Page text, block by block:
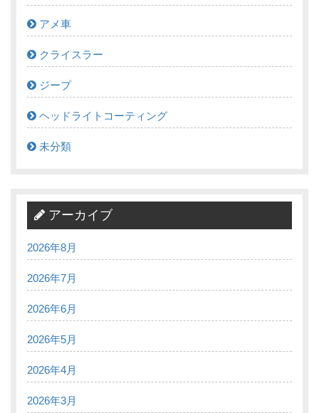
アメ車
クライスラー
ジープ
ヘッドライトコーティング
未分類
アーカイブ
2026年8月
2026年7月
2026年6月
2026年5月
2026年4月
2026年3月